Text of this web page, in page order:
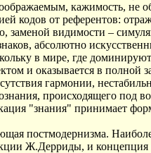
кажимость, не
кодов от референтов:
заменой видимости –
абсолютно
в мире, где
и оказывается в полной
гармонии,
происходящего под
"знания" принимает
постмодернизма.
Ж.Дерриды, и